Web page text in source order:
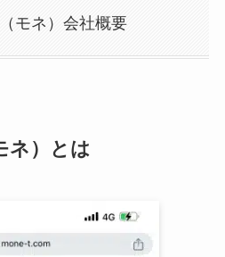
モネ）会社概要
ネ）とは